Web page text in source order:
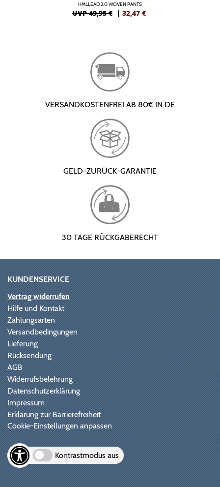
HMLLEAD 2.0 WOVEN PANTS
UVP 49,95 € | 32,47 €
VERSANDKOSTENFREI AB 80€ IN DE
GELD-ZURÜCK-GARANTIE
30 TAGE RÜCKGABERECHT
KUNDENSERVICE
Vertrag widerrufen
Hilfe und Kontakt
Zahlungsarten
Versandbedingungen
Lieferung
Rücksendung
AGB
Widerrufsbelehrung
Datenschutzerklärung
Impressum
Erklärung zur Barrierefreiheit
Cookie-Einstellungen anpassen
Kontrastmodus aus